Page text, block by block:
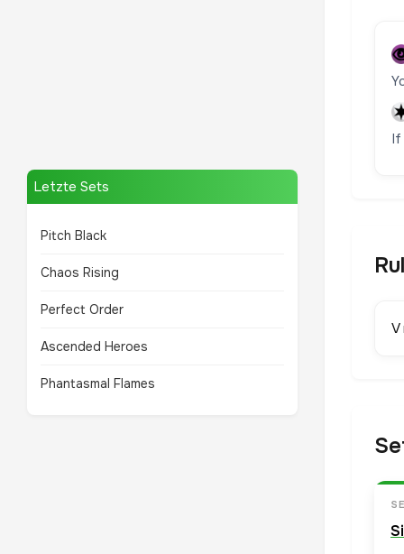
Letzte Sets
Pitch Black
Chaos Rising
Perfect Order
Ascended Heroes
Phantasmal Flames
If
V